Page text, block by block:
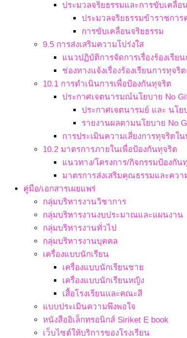
ประมวลจริยธรรมและการขับเคลื่อ
ประมวลจริยธรรมข้าราชการ
การขับเคลื่อนจริยธรรม
9.5 การส่งเสริมความโปร่งใส
แนวปฏิบัติการจัดการเรื่องร้องเรีย
ช่องทางแจ้งเรื่องร้องเรียนการทุจ
10.1 การดำเนินการเพื่อป้องกันทุจริต
ประกาศเจตนารมณ์นโยบาย No
ประกาศเจตนารมย์ และ นโ
รายงานผลตามนโยบาย No
การประเมินความเสี่ยงการทุจริตใ
10.2 มาตรการภายในเพื่อป้องกันทุจริต
แนวทาง/โครงการ/กิจกรรมป้องกัน
มาตรการส่งเสริมคุณธรรมและคว
คู่มือ/เอกสารเผยแพร่
กลุ่มบริหารงานวิชาการ
กลุ่มบริหารงานงบประมาณและแผนงาน
กลุ่มบริหารงานทั่วไป
กลุ่มบริหารงานบุคคล
เครื่องแบบนักเรียน
เครื่องแบบนักเรียนชาย
เครื่องแบบนักเรียนหญิง
เสื้อโรงเรียนและคณะสี
แบบประเมินความพึงพอใจ
หนังสืออิเล็กทรอนิกส์ Siriket E book
เว็บไซต์ให้บริการของโรงเรียน